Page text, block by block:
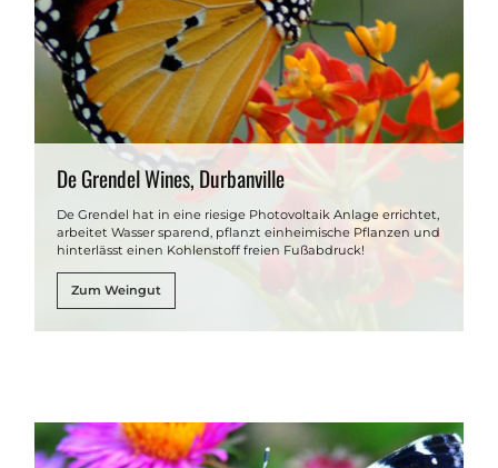
De Grendel Wines, Durbanville
De Grendel hat in eine riesige Photovoltaik Anlage errichtet,
arbeitet Wasser sparend, pflanzt einheimische Pflanzen und
hinterlässt einen Kohlenstoff freien Fußabdruck!
Zum Weingut